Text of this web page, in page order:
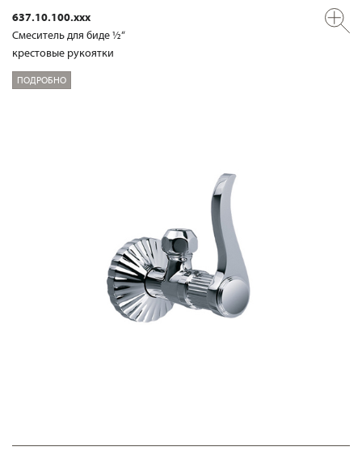
637.10.100.xxx
Смеситель для биде ½“
крестовые рукоятки
ПОДРОБНО